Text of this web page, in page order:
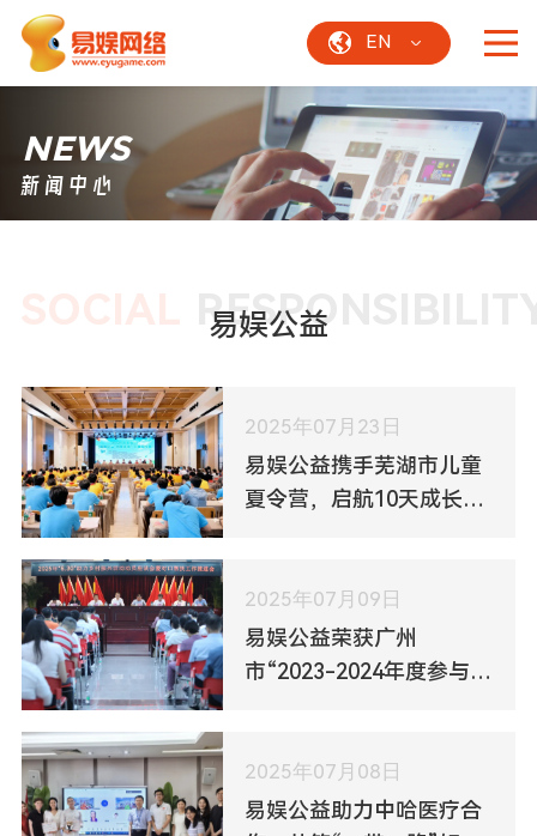
EN
NEWS
新闻中心
易娱公益
SOCIAL
2025年07月23日
易娱公益携手芜湖市儿童
夏令营，启航10天成长之
2025年07月09日
易娱公益荣获广州
市“2023-2024年度参与乡
2025年07月08日
易娱公益助力中哈医疗合